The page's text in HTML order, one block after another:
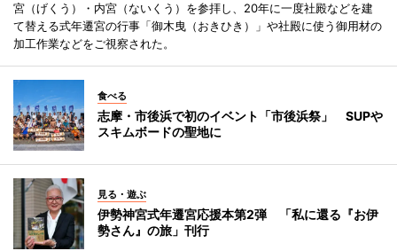
宮（げくう）・内宮（ないくう）を参拝し、20年に一度社殿などを建
て替える式年遷宮の行事「御木曳（おきひき）」や社殿に使う御用材の
加工作業などをご視察された。
食べる
志摩・市後浜で初のイベント「市後浜祭」 SUPや
スキムボードの聖地に
見る・遊ぶ
伊勢神宮式年遷宮応援本第2弾 「私に還る『お伊
勢さん』の旅」刊行